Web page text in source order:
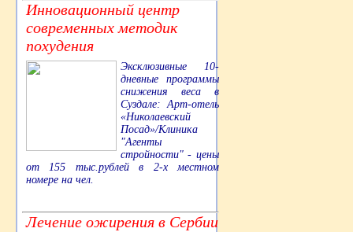
Инновационный центр
современных методик
похудения
Эксклюзивные 10-
дневные программы
снижения веса в
Суздале: Арт-отель
«Николаевский
Посад»/Клиника
"Агенты
стройности" - цены
от 155 тыс.рублей в 2-х местном
номере на чел.
Лечение ожирения в Сербии